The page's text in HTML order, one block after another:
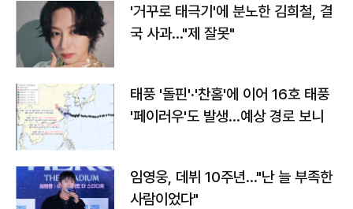
'거꾸로 태극기'에 분노한 김희철, 결
국 사과…"제 잘못"
태풍 '돌핀'·'찬홈'에 이어 16호 태풍
'페이러우'도 발생…예상 경로 보니
임영웅, 데뷔 10주년…"난 늘 부족한
사람이었다"